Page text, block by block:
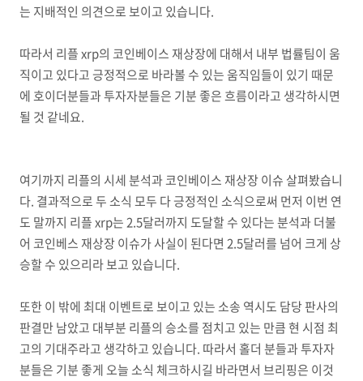
는 지배적인 의견으로 보이고 있습니다.
따라서 리플 xrp의 코인베이스 재상장에 대해서 내부 법률팀이 움
직이고 있다고 긍정적으로 바라볼 수 있는 움직임들이 있기 때문
에 호이더분들과 투자자분들은 기분 좋은 흐름이라고 생각하시면
될 것 같네요.
여기까지 리플의 시세 분석과 코인베이스 재상장 이슈 살펴봤습니
다. 결과적으로 두 소식 모두 다 긍정적인 소식으로써 먼저 이번 연
도 말까지 리플 xrp는 2.5달러까지 도달할 수 있다는 분석과 더불
어 코인베스 재상장 이슈가 사실이 된다면 2.5달러를 넘어 크게 상
승할 수 있으리라 보고 있습니다.
또한 이 밖에 최대 이벤트로 보이고 있는 소송 역시도 담당 판사의
판결만 남았고 대부분 리플의 승소를 점치고 있는 만큼 현 시점 최
고의 기대주라고 생각하고 있습니다. 따라서 홀더 분들과 투자자
분들은 기분 좋게 오늘 소식 체크하시길 바라면서 브리핑은 이것